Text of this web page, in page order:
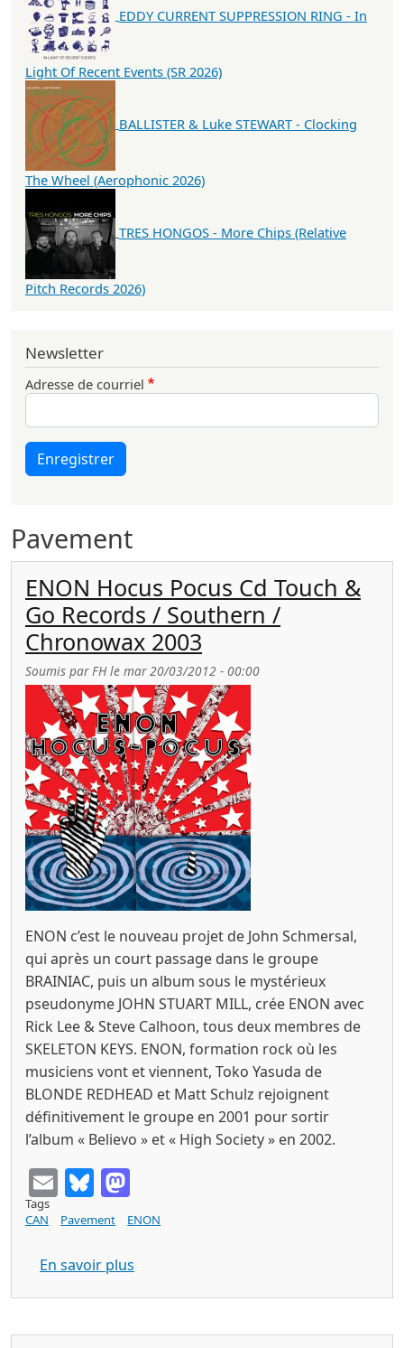
Pavement
ENON Hocus Pocus Cd Touch &
Go Records / Southern /
Chronowax 2003
Soumis par FHle mar 20/03/2012 - 00:00
ENON c’est le nouveau projet de John Schmersal,
qui après un court passage dans le groupe
BRAINIAC, puis un album sous le mystérieux
pseudonyme JOHN STUART MILL, crée ENON avec
Rick Lee & Steve Calhoon, tous deux membres de
SKELETON KEYS. ENON, formation rock où les
musiciens vont et viennent, Toko Yasuda de
BLONDE REDHEAD et Matt Schulz rejoignent
définitivement le groupe en 2001 pour sortir
l’album « Believo » et « High Society » en 2002.
EmailBluesky
Tags
CAN
Pavement ENON
En savoir plus
EDDY CURRENT SUPPRESSION RING - In
Light Of Recent Events (SR 2026)
BALLISTER & Luke STEWART - Clocking
The Wheel (Aerophonic 2026)
TRES HONGOS - More Chips (Relative
Pitch Records 2026)
Newsletter
Adresse de courriel
Enregistrer